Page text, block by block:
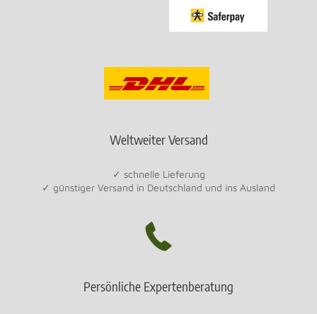
Weltweiter Versand
✓ schnelle Lieferung
✓ günstiger Versand in Deutschland und ins Ausland
Persönliche Expertenberatung